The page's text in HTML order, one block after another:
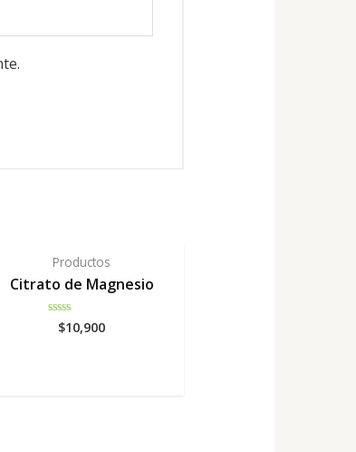
Productos
Citrato de Magnesio
Rated
$10,900